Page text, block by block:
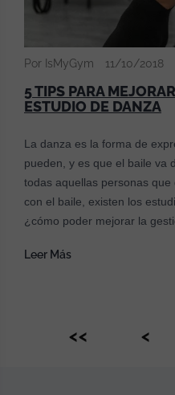
Por IsMyGym 11/10/2018
5 TIPS PARA
ESTUDIO DE DANZA
La danza es la forma de
pueden, y es que el baile va
todas aquellas personas
con el baile, existen los
¿cómo poder mejorar la
Leer Más